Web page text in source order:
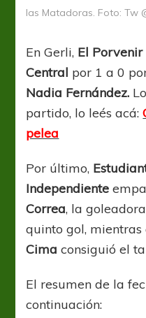
las Matadoras. Foto: Tw
En Gerli, El Porvenir
Central por 1 a 0
Nadia Fernández.
partido, lo leés acá:
pelea
Por último,
Independiente
Correa, la
quinto gol, mientras
Cima consiguió el
El resumen de la
continuación: